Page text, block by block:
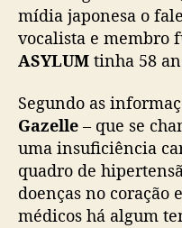
mídia japonesa o
vocalista e membro
ASYLUM tinha 58
Segundo as
Gazelle – que se
uma insuficiência
quadro de
doenças no coração
médicos há algum